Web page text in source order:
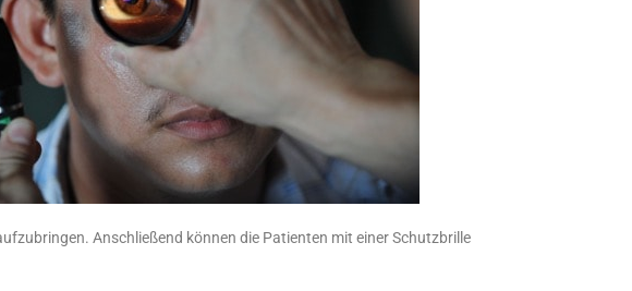
Anschließend können die Patienten mit einer Schutzbrille